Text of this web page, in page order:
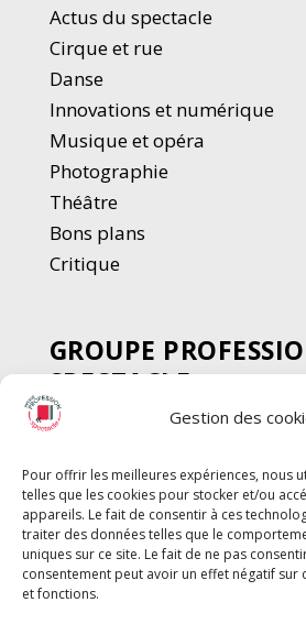
Gestion des
Pour offrir les meilleures expériences, nous
telles que les cookies pour stocker et/ou
appareils. Le fait de consentir à ces
traiter des données telles que le
uniques sur ce site. Le fait de ne pas
consentement peut avoir un effet négatif sur
et fonctions.
Actus du spectacle
Cirque et rue
Danse
Innovations et numérique
Musique et opéra
Photographie
Théâtre
Bons plans
Critique
GROUPE
SPECTACLE
Chèque Intermittents
Chèque Compta
Chèque Emploi Spectacle
G-Pods
Profession Audio-visuel